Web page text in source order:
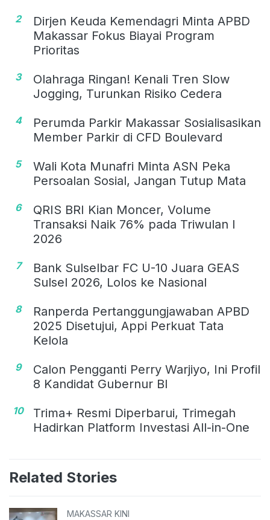
2
Dirjen Keuda Kemendagri Minta APBD
Makassar Fokus Biayai Program
Prioritas
3
Olahraga Ringan! Kenali Tren Slow
Jogging, Turunkan Risiko Cedera
4
Perumda Parkir Makassar Sosialisasikan
Member Parkir di CFD Boulevard
5
Wali Kota Munafri Minta ASN Peka
Persoalan Sosial, Jangan Tutup Mata
6
QRIS BRI Kian Moncer, Volume
Transaksi Naik 76% pada Triwulan I
2026
7
Bank Sulselbar FC U-10 Juara GEAS
Sulsel 2026, Lolos ke Nasional
8
Ranperda Pertanggungjawaban APBD
2025 Disetujui, Appi Perkuat Tata
Kelola
9
Calon Pengganti Perry Warjiyo, Ini Profil
8 Kandidat Gubernur BI
10
Trima+ Resmi Diperbarui, Trimegah
Hadirkan Platform Investasi All-in-One
Related Stories
MAKASSAR KINI